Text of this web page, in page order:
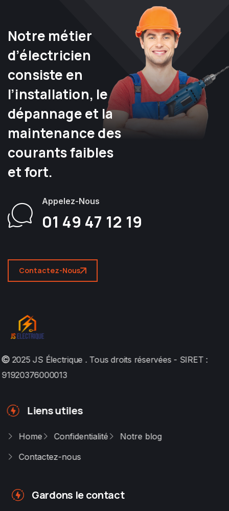
Notre métier
d’électricien
consiste en
l’installation, le
dépannage et la
maintenance des
courants faibles
et fort.
Appelez-Nous
01 49 47 12 19
Contactez-Nous
2025JS Électrique . Tous droits réservées - SIRET :
91920376000013
Liens utiles
Home Confidentialité
Notre blog
Contactez-nous
Gardons le contact